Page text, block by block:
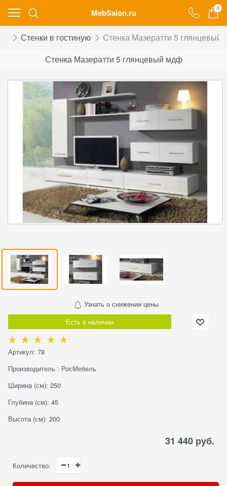
MebSalon.ru 0
Стенки в гостиную
Стенка Мазератти 5 глянцевый
Стенка Мазератти 5 глянцевый мдф
Узнать о снижении цены
Есть в наличии
Артикул: 78
Производитель : РосМебель
Ширина (см): 250
Глубина (см): 45
Высота (см): 200
31 440 руб.
Количество: